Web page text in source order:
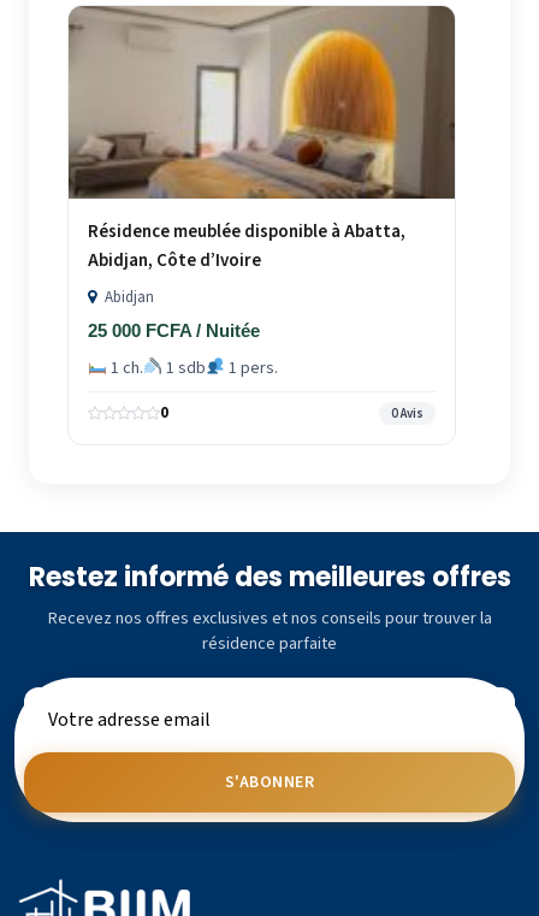
Résidence meublée disponible à Abatta,
Abidjan, Côte d’Ivoire
Abidjan
25 000 FCFA / Nuitée
1 ch. 1 sdb 1 pers.
0 0 Avis
Restez informé des meilleures offres
Recevez nos offres exclusives et nos conseils pour trouver la
résidence parfaite
S'ABONNER